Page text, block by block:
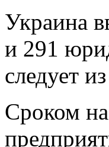
Украина
и 291
следует
Сроком